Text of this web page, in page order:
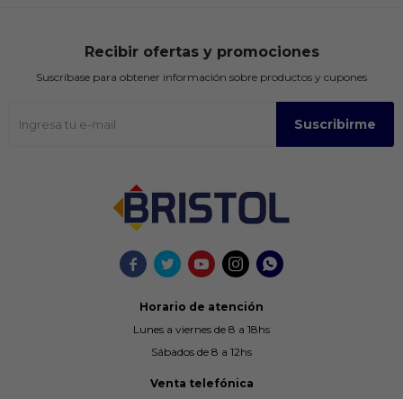
    
Horario de atención
Lunes a viernes de 8 a 18hs
Sábados de 8 a 12hs
Venta telefónica
Recibir ofertas y promociones
Suscríbase para obtener información sobre productos y cupones
Suscribirme